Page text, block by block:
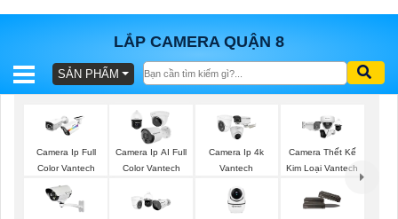
LẮP CAMERA QUẬN 8
BÁO
TRỌN
GÓI
SẢN PHẨM
Camera Ip Full
Color Vantech
Camera Ip AI Full
Color Vantech
Camera Ip 4k
Vantech
Camera Thết Kế
Kim Loại Vantech